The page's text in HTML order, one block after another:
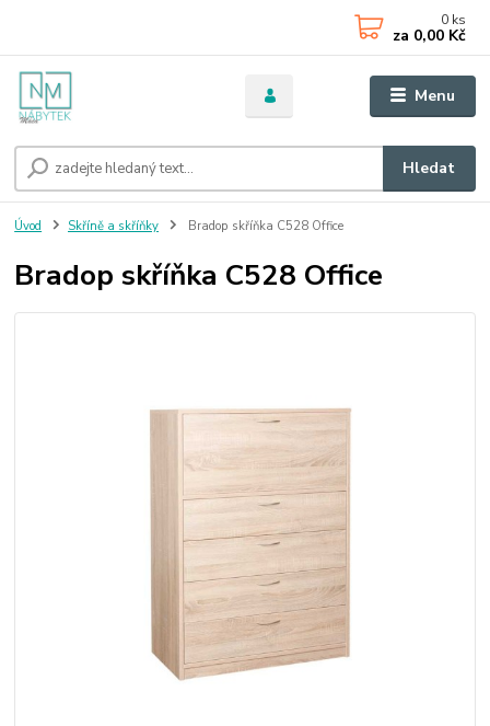
Menu
Hledat
0 ks
za 0,00 Kč
Úvod Skříně a skříňky Bradop skříňka C528 Office
Bradop skříňka C528 Office